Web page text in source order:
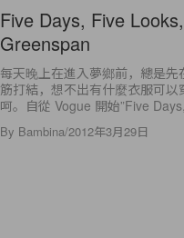
Five Days, Five
Greenspan
每天晚上在進入夢鄉前，總是
筋打結，想不出有什麼衣服可
呵。自從 Vogue 開始”Five
By Bambina/2012年3月29日